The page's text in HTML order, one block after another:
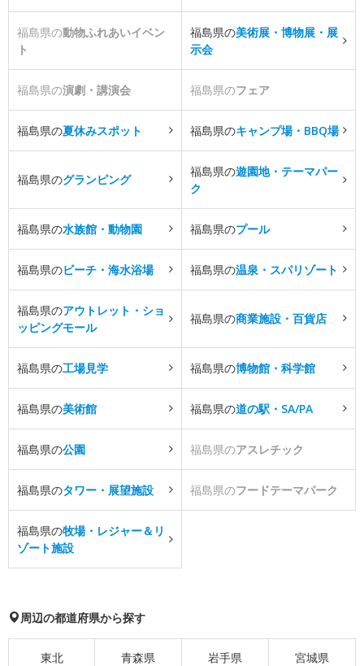
福島県の動物ふれあいイベン
ト
福島県の美術展・博物展・展
示会
福島県の演劇・講演会 福島県のフェア
福島県の夏休みスポット 福島県のキャンプ場・BBQ場
福島県のグランピング
福島県の遊園地・テーマパー
ク
福島県の水族館・動物園 福島県のプール
福島県のビーチ・海水浴場 福島県の温泉・スパリゾート
福島県のアウトレット・ショ
ッピングモール
福島県の商業施設・百貨店
福島県の工場見学 福島県の博物館・科学館
福島県の美術館 福島県の道の駅・SA/PA
福島県の公園 福島県のアスレチック
福島県のタワー・展望施設 福島県のフードテーマパーク
福島県の牧場・レジャー＆リ
ゾート施設
周辺の都道府県から探す
東北 青森県 岩手県 宮城県